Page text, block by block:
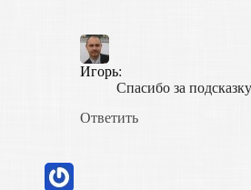
Игорь:
Спасибо за
Ответить